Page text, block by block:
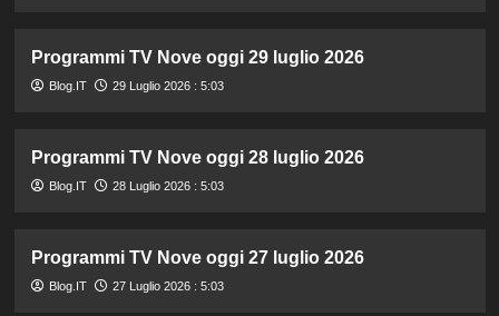
Programmi TV Nove oggi 29 luglio 2026
Blog.IT 29 Luglio 2026 : 5:03
Programmi TV Nove oggi 28 luglio 2026
Blog.IT 28 Luglio 2026 : 5:03
Programmi TV Nove oggi 27 luglio 2026
Blog.IT 27 Luglio 2026 : 5:03